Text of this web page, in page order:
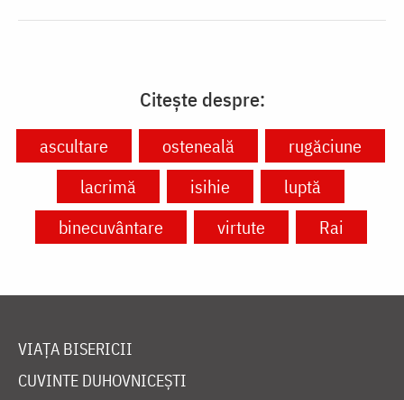
Citește despre:
ascultare osteneală
rugăciune
lacrimă
isihie
luptă
binecuvântare
virtute Rai
VIAȚA BISERICII
CUVINTE DUHOVNICEȘTI